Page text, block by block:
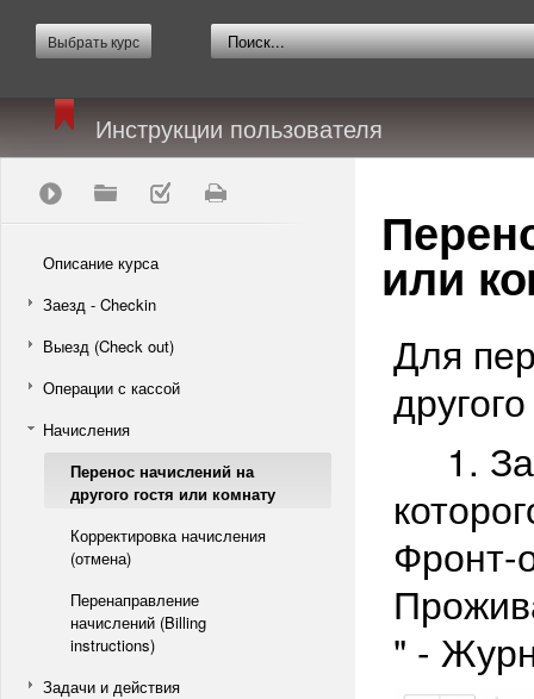
Выбрать курс
Инструкции пользователя
Описание курса
Заезд - Checkin
Выезд (Check out)
Операции с кассой
Начисления
Перенос начислений на
другого гостя или комнату
Корректировка начисления
(отмена)
Перенаправление
начислений (Billing
instructions)
Задачи и действия
или
Для
1.
Фронт-
" -